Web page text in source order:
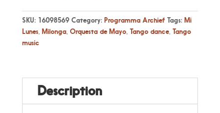
20:30
Tango
Salon
-
door
Orquestra
SKU: 16098569 Category: Programma Archief Tags: Mi
Lunes, Milonga, Orquesta de Mayo, Tango dance, Tango
music
Description